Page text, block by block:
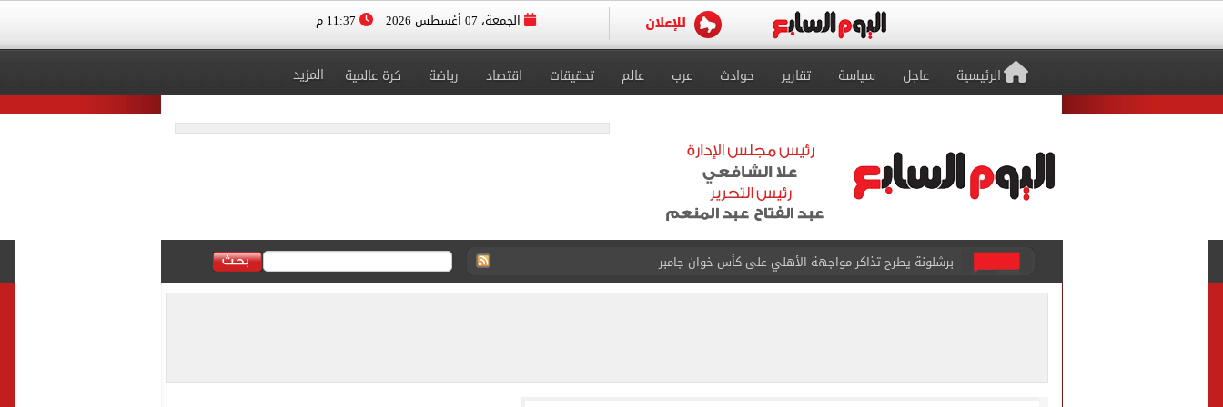
الجمعة، 07 أغسطس 2026
الرئيسية عاجل سياسة تقارير حوادث عرب عالم تحقيقات اقتصاد رياضة كرة عالمية المزيد
برشلونة يطرح تذاكر مواجهة الأهلي على كأس خوان جامبر
طرابزون سبور ينفي الحجز على مستحقات محمد صلاح
الأهلي ينهي مرانه الأول فى معسكر إسبانيا.. جلسة عموتة وفقرة بدنية.. صور